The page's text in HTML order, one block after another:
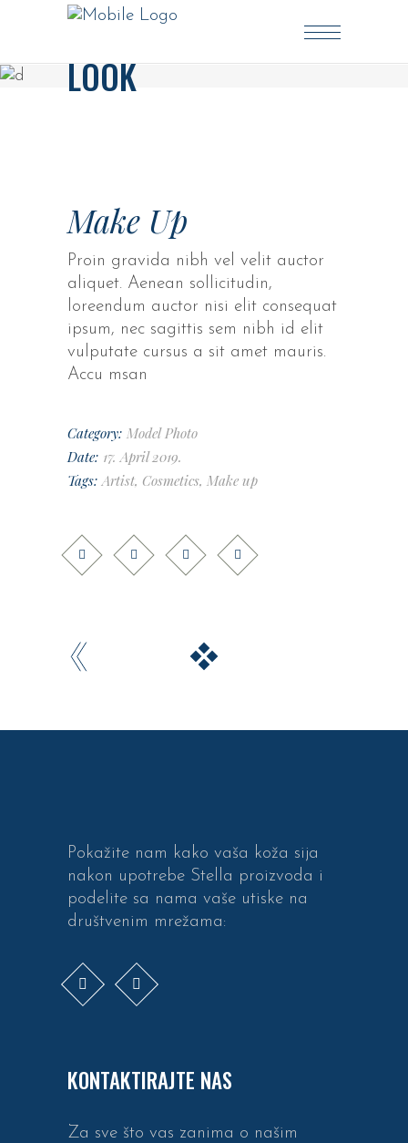
LOOK
Make Up
Proin gravida nibh vel velit auctor
aliquet. Aenean sollicitudin,
loreendum auctor nisi elit consequat
ipsum, nec sagittis sem nibh id elit
vulputate cursus a sit amet mauris.
Accu msan
Category: Model Photo
Date: 17. April 2019.
Tags: Artist, Cosmetics, Make up
Pokažite nam kako vaša koža sija
nakon upotrebe Stella proizvoda i
podelite sa nama vaše utiske na
društvenim mrežama:
KONTAKTIRAJTE NAS
Za sve što vas zanima o našim